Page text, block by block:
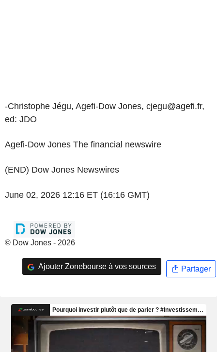
-Christophe Jégu, Agefi-Dow Jones, cjegu@agefi.fr,
ed: JDO
Agefi-Dow Jones The financial newswire
(END) Dow Jones Newswires
June 02, 2026 12:16 ET (16:16 GMT)
© Dow Jones - 2026
Ajouter Zonebourse à vos sources Partager